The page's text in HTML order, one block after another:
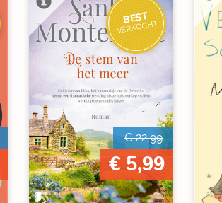
BEST
VERKOCHT
€ 22,99
€ 5,99